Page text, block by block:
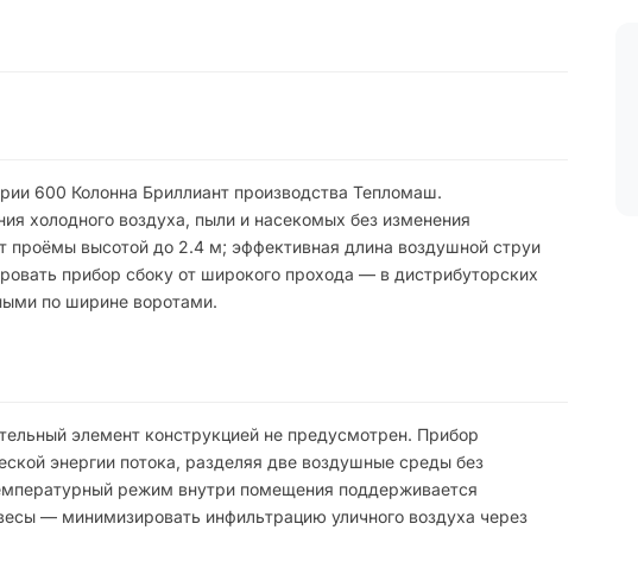
600 Колонна Бриллиант производства Тепломаш.
холодного воздуха, пыли и насекомых без изменения
высотой до 2.4 м; эффективная длина воздушной струи
прибор сбоку от широкого прохода — в дистрибуторских
по ширине воротами.
элемент конструкцией не предусмотрен. Прибор
энергии потока, разделяя две воздушные среды без
режим внутри помещения поддерживается
— минимизировать инфильтрацию уличного воздуха через